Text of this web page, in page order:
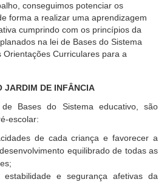
conseguimos potenciar os
forma a realizar uma aprendizagem
cumprindo com os princípios da
na lei de Bases do Sistema
Orientações Curriculares para a
JARDIM DE INFÂNCIA
Bases do Sistema educativo, são
escolar:
de cada criança e favorecer a
equilibrado de todas as
e segurança afetivas da